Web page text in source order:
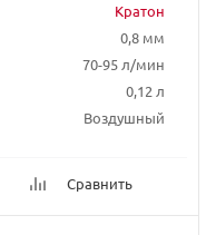
Кратон
0,8 мм
70-95 л/мин
0,12 л
Воздушный
Сравнить